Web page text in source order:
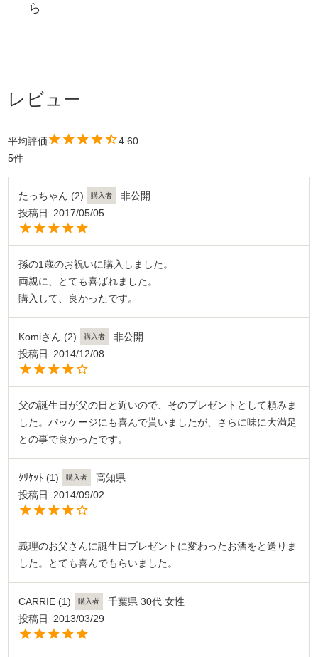
4.60
5
たっちゃん 2 購入者
非公開
投稿日
2017/05/05
孫の1歳のお祝いに購入しました。
両親に、とても喜ばれました。
購入して、良かったです。
Komiさん 2 購入者
非公開
投稿日
2014/12/08
父の誕生日が父の日と近いので、そのプレゼントとして頼みま
した。パッケージにも喜んで貰いましたが、さらに味に大満足
との事で良かったです。
ｸﾘｹｯﾄ 1 購入者
高知県
投稿日
2014/09/02
義理のお父さんに誕生日プレゼントに変わったお酒をと送りま
した。とても喜んでもらいました。
CARRIE 1 購入者 千葉県 30代 女性
投稿日
2013/03/29
ら